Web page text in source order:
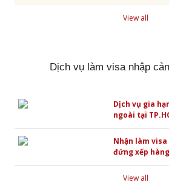
View all
Dịch vụ làm visa nhập
Dịch vụ gia
ngoài tại
Nhận làm
đứng xếp
View all